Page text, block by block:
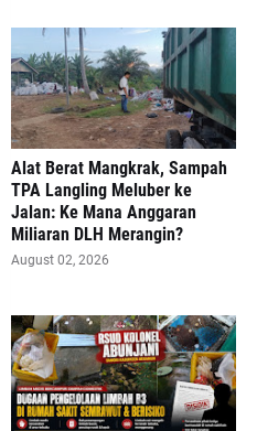
Alat Berat Mangkrak, Sampah
TPA Langling Meluber ke
Jalan: Ke Mana Anggaran
Miliaran DLH Merangin?
August 02, 2026